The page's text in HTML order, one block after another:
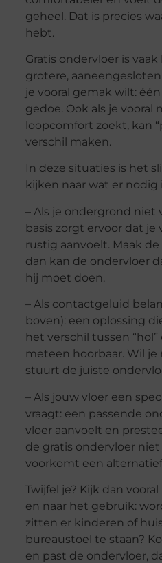
geheel. Dat is precies
hebt.
Gratis ondervloer is
grotere,
je vooral gemak wilt:
gedoe. Ook als je
loopcomfort zoekt, kan
verschil maken.
In deze situaties is het
kijken naar wat er nodig
– Als je ondergrond niet
basis zorgt ervoor dat je
rustig aanvoelt. Maak
dan kan de ondervloer
hij moet doen.
– Als contactgeluid
boven): een oplossing
het verschil tussen
meteen hoorbaar. Wil
stuurt de juiste
– Als jouw vloer een
vraagt: een passende
vloer aanvoelt en
de gratis ondervloer niet
voorkomt een
Twijfel je? Kijk dan
en naar het gebruik:
zitten er kinderen of
bureaustoel te staan?
en past de ondervloer,